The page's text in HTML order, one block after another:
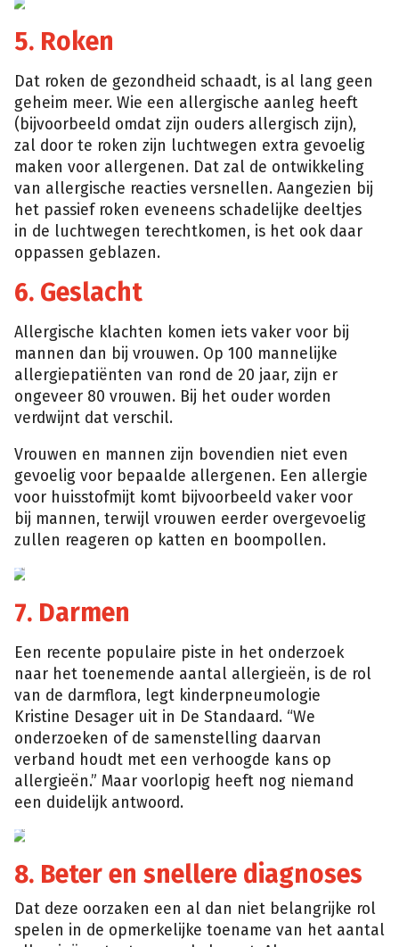
Thinkstock
5. Roken
Dat roken de gezondheid schaadt, is al lang geen
geheim meer. Wie een allergische aanleg heeft
(bijvoorbeeld omdat zijn ouders allergisch zijn),
zal door te roken zijn luchtwegen extra gevoelig
maken voor allergenen. Dat zal de ontwikkeling
van allergische reacties versnellen. Aangezien bij
het passief roken eveneens schadelijke deeltjes
in de luchtwegen terechtkomen, is het ook daar
oppassen geblazen.
6. Geslacht
Allergische klachten komen iets vaker voor bij
mannen dan bij vrouwen. Op 100 mannelijke
allergiepatiënten van rond de 20 jaar, zijn er
ongeveer 80 vrouwen. Bij het ouder worden
verdwijnt dat verschil.
Vrouwen en mannen zijn bovendien niet even
gevoelig voor bepaalde allergenen. Een allergie
voor huisstofmijt komt bijvoorbeeld vaker voor
bij mannen, terwijl vrouwen eerder overgevoelig
zullen reageren op katten en boompollen.
7. Darmen
Een recente populaire piste in het onderzoek
naar het toenemende aantal allergieën, is de rol
van de darmflora, legt kinderpneumologie
Kristine Desager uit in De Standaard. “We
onderzoeken of de samenstelling daarvan
verband houdt met een verhoogde kans op
allergieën.” Maar voorlopig heeft nog niemand
een duidelijk antwoord.
Thinkstock
8. Beter en snellere diagnoses
Dat deze oorzaken een al dan niet belangrijke rol
spelen in de opmerkelijke toename van het aantal